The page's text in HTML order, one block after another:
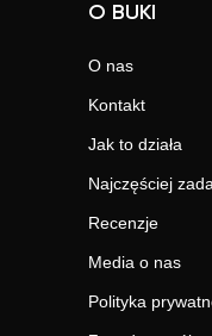
O BUKI
O nas
Kontakt
Jak to działa
Najczęściej
Recenzje
Media o nas
Polityka